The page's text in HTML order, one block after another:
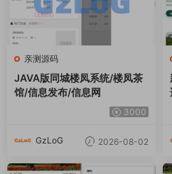
亲测源码
JAVA版同城楼凤系统/楼凤茶
馆/信息发布/信息网
3000
GzLoG 2026-08-02